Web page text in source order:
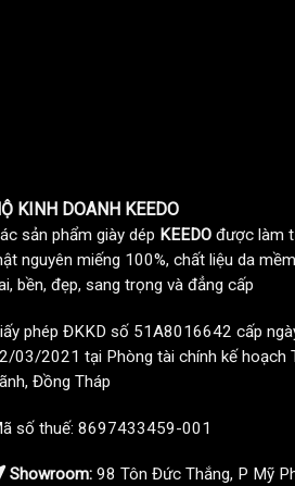
KINH DOANH KEEDO
sản phẩm giày dép KEEDO được làm
nguyên miếng 100%, chất liệu da
bền, đẹp, sang trọng và đẳng cấp
phép ĐKKD số 51A8016642 cấp
03/2021 tại Phòng tài chính kế hoạch
Đồng Tháp
số thuế: 8697433459-001
Showroom: 98 Tôn Đức Thắng, P Mỹ